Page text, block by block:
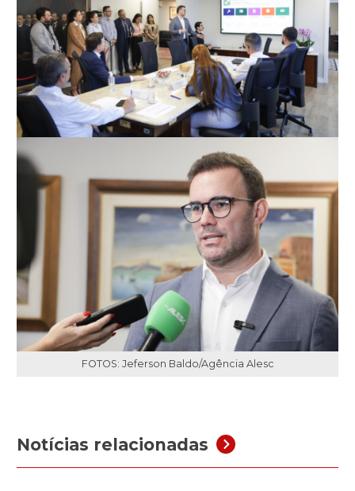
FOTOS: Jeferson Baldo/Agência Alesc
Notícias relacionadas